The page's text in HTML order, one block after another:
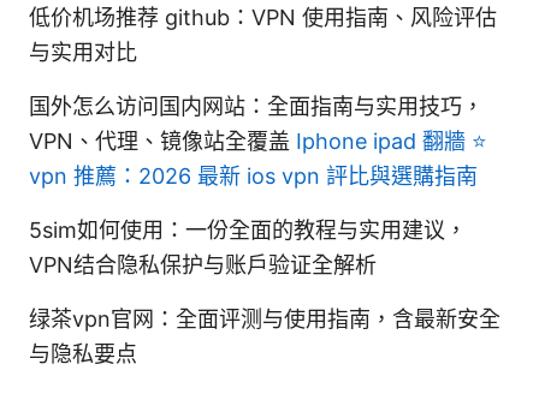
低价机场推荐 github：VPN 使用指南、风险评估
与实用对比
国外怎么访问国内网站：全面指南与实用技巧，
VPN、代理、镜像站全覆盖 Iphone ipad 翻牆 ⭐
vpn 推薦：2026 最新 ios vpn 評比與選購指南
5sim如何使用：一份全面的教程与实用建议，
VPN结合隐私保护与账户验证全解析
绿茶vpn官网：全面评测与使用指南，含最新安全
与隐私要点